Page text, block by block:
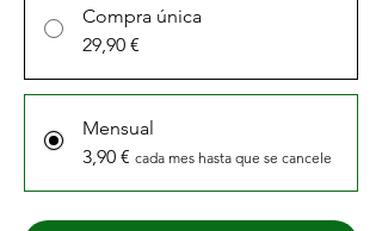
Compra única
29,90 €
Mensual
3,90 € cada mes hasta que se cancele